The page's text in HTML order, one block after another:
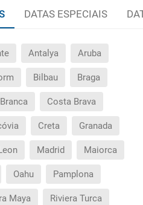
DATAS ESPECIAIS
Antalya Aruba
Bilbau Braga
Costa Brava
Creta Granada
Madrid Maiorca
Oahu Pamplona
Maya Riviera Turca